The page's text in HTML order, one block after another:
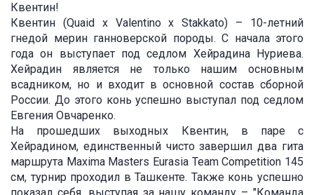
Квентин!
Квентин (Quaid x Valentino x Stakkato) – 10-летний
гнедой мерин ганноверской породы. С начала этого
года он выступает под седлом Хейрадина Нуриева.
Хейрадин является не только нашим основным
всадником, но и входит в основной состав сборной
России. До этого конь успешно выступал под седлом
Евгения Овчаренко.
На прошедших выходных Квентин, в паре с
Хейрадином, единственный чисто завершил два гита
маршрута Maxima Masters Eurasia Team Competition 145
см, турнир проходил в Ташкенте. Также конь успешно